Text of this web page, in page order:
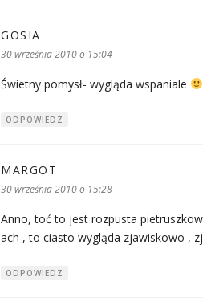
GOSIA
30 września 2010 o 15:04
Świetny pomysł- wygląda wspaniale
ODPOWIEDZ
MARGOT
30 września 2010 o 15:28
Anno, toć to jest rozpusta
ach , to ciasto wygląda zjawiskowo ,
ODPOWIEDZ